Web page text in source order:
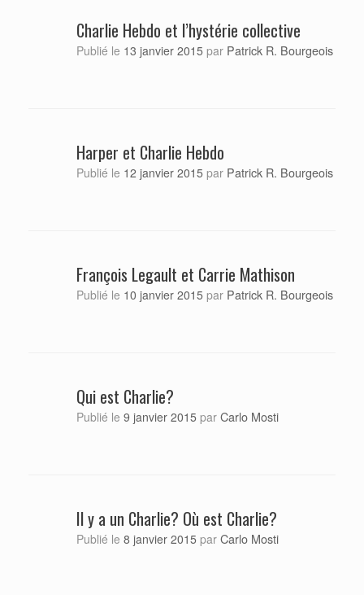
Charlie Hebdo et l’hystérie collective
Publié le 13 janvier 2015 par Patrick R. Bourgeois
Harper et Charlie Hebdo
Publié le 12 janvier 2015 par Patrick R. Bourgeois
François Legault et Carrie Mathison
Publié le 10 janvier 2015 par Patrick R. Bourgeois
Qui est Charlie?
Publié le 9 janvier 2015 par Carlo Mosti
Il y a un Charlie? Où est Charlie?
Publié le 8 janvier 2015 par Carlo Mosti